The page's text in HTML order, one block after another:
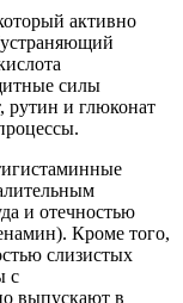
активно
силы
рутин и глюконат
и отечностью
Кроме того,
слизистых
с
выпускают в